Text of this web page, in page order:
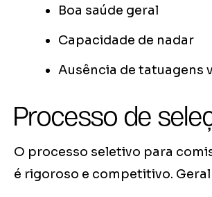
Boa saúde geral
Capacidade de nadar
Ausência de tatuagens
Processo de
O processo seletivo para
é rigoroso e competitivo.